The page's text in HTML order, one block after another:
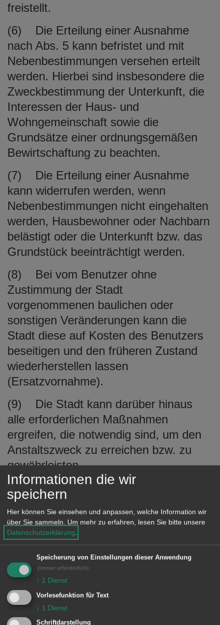
freistellt.
(6) Die Erteilung einer Ausnahme
nach Abs. 5 kann befristet und mit
Nebenbestimmungen versehen erteilt
werden. Hierbei sind insbesondere die
Zweckbestimmung der Unterkunft, die
Interessen der Haus- und
Wohngemeinschaft sowie die
Grundsätze einer ordnungsgemäßen
Bewirtschaftung zu beachten.
(7) Die Erteilung einer Ausnahme
kann widerrufen werden, wenn
Nebenbestimmungen nicht eingehalten
werden, Hausbewohner oder Nachbarn
belästigt oder die Unterkunft bzw. das
Grundstück beeinträchtigt werden.
(8) Bei vom Benutzer ohne
Zustimmung der Stadt
vorgenommenen baulichen oder
sonstigen Veränderungen kann die
Stadt diese auf Kosten des Benutzers
beseitigen und den früheren Zustand
wiederherstellen lassen
(Ersatzvornahme).
(9) Die Stadt kann darüber hinaus
alle erforderlichen Maßnahmen
ergreifen, die notwendig sind, um den
Anstaltszweck zu erreichen bzw. zu
gewährleisten.
(10) Die Beauftragten der Stadt sind
berechtigt, die Unterkünfte in
angemessenen Abständen und nach
rechtzeitiger Ankündigung werktags in
der Zeit von 6.00 Uhr bis 22.00 Uhr zu
betreten. Bei Gefahr im Verzug kann
die Unterkunft ohne Ankündigung
jederzeit betreten werden. Zu diesem
Zweck wird die Stadt einen
Informationen die wir
speichern
Hier können Sie einsehen und anpassen, welche Information wir
über Sie sammeln.
Um mehr zu erfahren, lesen Sie bitte unsere
Datenschutzerklärung
Speicherung von Einstellungen dieser Anwendung
(immer erforderlich)
↓ 1 Dienst
Vorlesefunktion für Text
↓ 1 Dienst
Schriftdarstellung